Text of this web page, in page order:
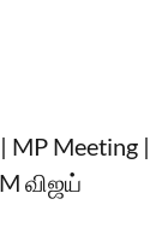
MP Meeting |
விஜய்